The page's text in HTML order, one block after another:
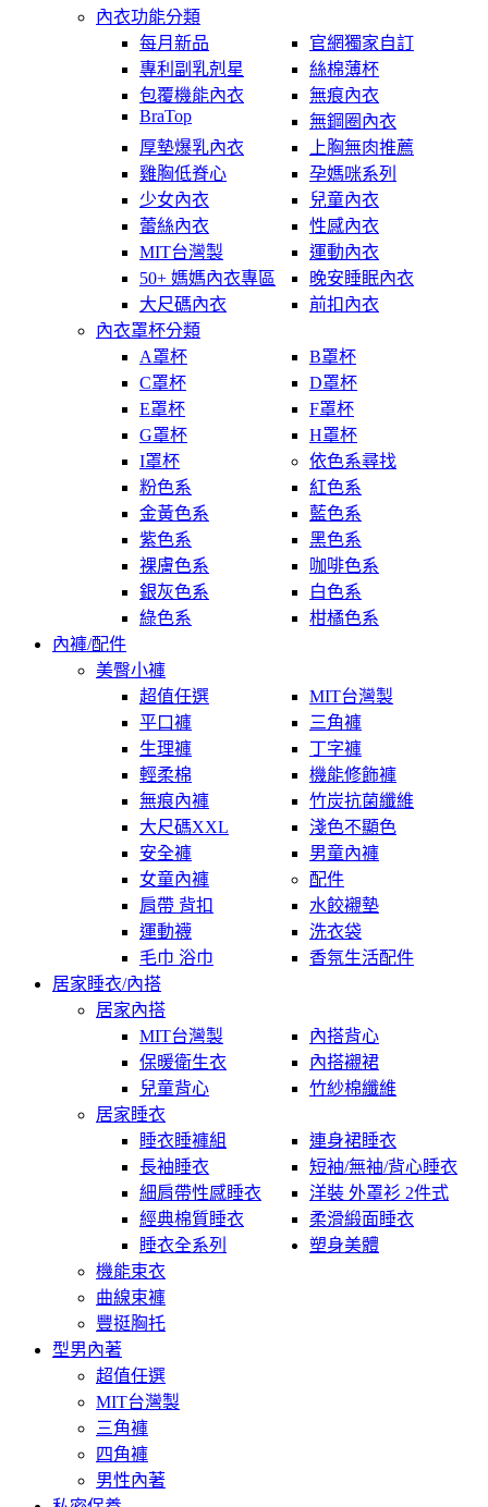
內衣功能分類
每月新品
官網獨家自訂
專利副乳剋星
絲棉薄杯
包覆機能內衣
無痕內衣
BraTop
無鋼圈內衣
厚墊爆乳內衣
上胸無肉推薦
雞胸低脊心
孕媽咪系列
少女內衣
兒童內衣
蕾絲內衣
性感內衣
MIT台灣製
運動內衣
50+ 媽媽內衣專區
晚安睡眠內衣
大尺碼內衣
前扣內衣
內衣罩杯分類
A罩杯
B罩杯
C罩杯
D罩杯
E罩杯
F罩杯
G罩杯
H罩杯
I罩杯
依色系尋找
粉色系
紅色系
金黃色系
藍色系
紫色系
黑色系
裸膚色系
咖啡色系
銀灰色系
白色系
綠色系
柑橘色系
內褲/配件
美臀小褲
超值任選
MIT台灣製
平口褲
三角褲
生理褲
丁字褲
輕柔棉
機能修飾褲
無痕內褲
竹炭抗菌纖維
大尺碼XXL
淺色不顯色
安全褲
男童內褲
女童內褲
配件
肩帶 背扣
水餃襯墊
運動襪
洗衣袋
毛巾 浴巾
香氛生活配件
居家睡衣/內搭
居家內搭
MIT台灣製
內搭背心
保暖衛生衣
內搭襯裙
兒童背心
竹紗棉纖維
居家睡衣
睡衣睡褲組
連身裙睡衣
長袖睡衣
短袖/無袖/背心睡衣
細肩帶性感睡衣
洋裝 外罩衫 2件式
經典棉質睡衣
柔滑緞面睡衣
睡衣全系列
塑身美體
機能束衣
曲線束褲
豐挺胸托
型男內著
超值任選
MIT台灣製
三角褲
四角褲
男性內著